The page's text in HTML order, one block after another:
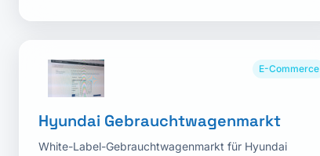
E-Commerce
Hyundai Gebrauchtwagenmarkt
White-Label-Gebrauchtwagenmarkt für Hyundai